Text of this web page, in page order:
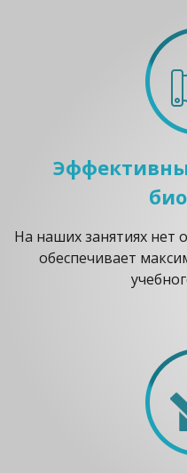
На наших занятиях нет
обеспечивает